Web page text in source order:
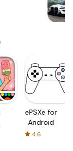
ePSXe for
Android
4.6